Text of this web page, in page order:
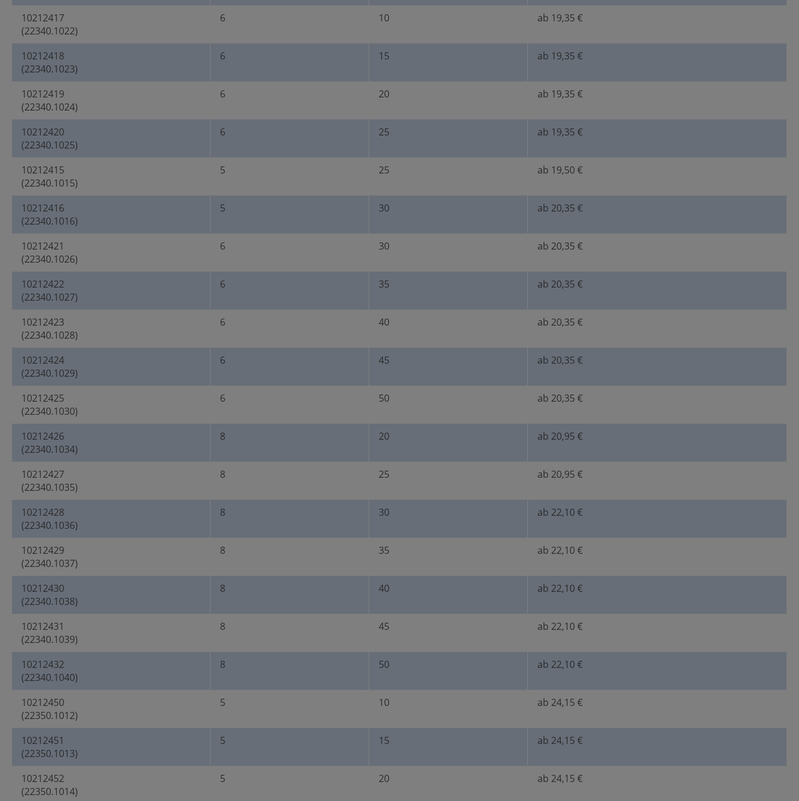
10212417
(22340.1022)
6 10 ab 19,35 €
10212418
(22340.1023)
6 15 ab 19,35 €
10212419
(22340.1024)
6 20 ab 19,35 €
10212420
(22340.1025)
6 25 ab 19,35 €
10212415
(22340.1015)
5 25 ab 19,50 €
10212416
(22340.1016)
5 30 ab 20,35 €
10212421
(22340.1026)
6 30 ab 20,35 €
10212422
(22340.1027)
6 35 ab 20,35 €
10212423
(22340.1028)
6 40 ab 20,35 €
10212424
(22340.1029)
6 45 ab 20,35 €
10212425
(22340.1030)
6 50 ab 20,35 €
10212426
(22340.1034)
8 20 ab 20,95 €
10212427
(22340.1035)
8 25 ab 20,95 €
10212428
(22340.1036)
8 30 ab 22,10 €
10212429
(22340.1037)
8 35 ab 22,10 €
10212430
(22340.1038)
8 40 ab 22,10 €
10212431
(22340.1039)
8 45 ab 22,10 €
10212432
(22340.1040)
8 50 ab 22,10 €
10212450
(22350.1012)
5 10 ab 24,15 €
10212451
(22350.1013)
5 15 ab 24,15 €
10212452
(22350.1014)
5 20 ab 24,15 €